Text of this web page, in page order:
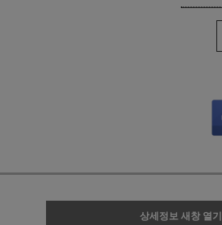
상세정보 새창 열기